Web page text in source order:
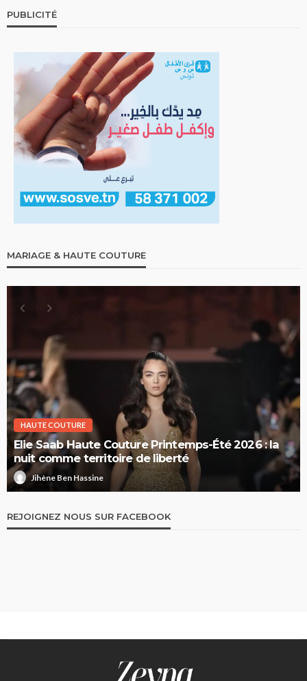
PUBLICITÉ
MARIAGE & HAUTE COUTURE
HAUTE COUTURE
Elie Saab Haute Couture Printemps-Été 2026 : la
nuit comme territoire de liberté
Jihène Ben Hassine
REJOIGNEZ NOUS SUR FACEBOOK